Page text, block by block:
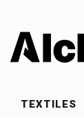
TEXTILES